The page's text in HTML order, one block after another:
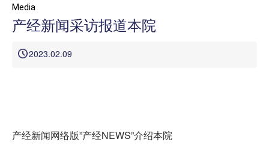
首页
来院路线
Media
产经新闻采访报道本院
2023.02.09
产经新闻网络版”产经NEWS”介绍本院